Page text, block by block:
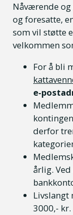
Nåværende
og foresatte,
som vil støtte
velkommen
For å bli
e-
derfor
årlig.
Livslangt
3000,- kr.